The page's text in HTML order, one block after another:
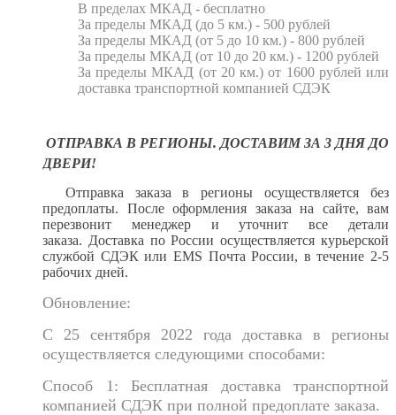
В пределах МКАД - бесплатно
За пределы МКАД (до 5 км.) - 500 рублей
За пределы МКАД (от 5 до 10 км.) - 800 рублей
За пределы МКАД (от 10 до 20 км.) - 1200 рублей
За пределы МКАД (от 20 км.) от 1600 рублей или
доставка транспортной компанией СДЭК
ОТПРАВКА В РЕГИОНЫ. ДОСТАВИМ ЗА 3 ДНЯ ДО
ДВЕРИ!
Отправка заказа в регионы осуществляется без
предоплаты. После оформления заказа на сайте, вам
перезвонит менеджер и уточнит все детали
заказа. Доставка по России осуществляется курьерской
службой СДЭК или EMS Почта России, в течение 2-5
рабочих дней.
Обновление:
С 25 сентября 2022 года доставка в регионы
осуществляется следующими способами:
Способ 1: Бесплатная доставка транспортной
компанией СДЭК при полной предоплате заказа.